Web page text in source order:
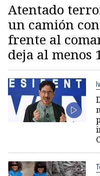
Atentado
un camión
frente al
deja al menos